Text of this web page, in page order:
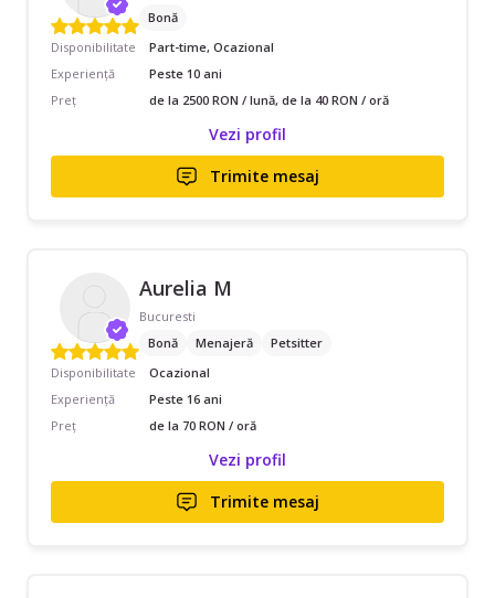
Bonă
Disponibilitate
Part-time, Ocazional
Experiență
Peste 10 ani
Preț
de la 2500 RON / lună, de la 40 RON / oră
Vezi profil
Trimite mesaj
Aurelia M
Bucuresti
Bonă
Menajeră
Petsitter
Disponibilitate
Ocazional
Experiență
Peste 16 ani
Preț
de la 70 RON / oră
Vezi profil
Trimite mesaj